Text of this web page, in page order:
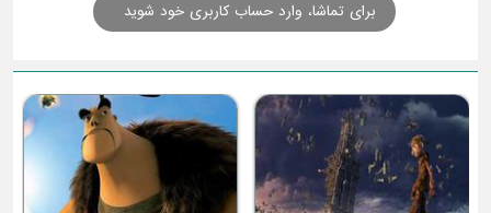
برای تماشا، وارد حساب کاربری خود شوید